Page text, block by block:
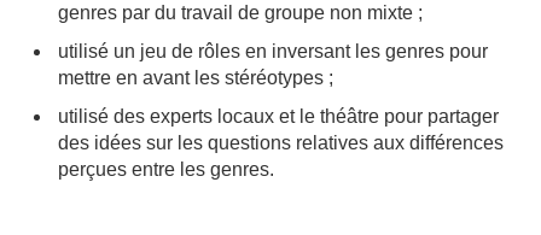
genres par du travail de groupe non mixte ;
utilisé un jeu de rôles en inversant les genres pour
mettre en avant les stéréotypes ;
utilisé des experts locaux et le théâtre pour partager
des idées sur les questions relatives aux différences
perçues entre les genres.